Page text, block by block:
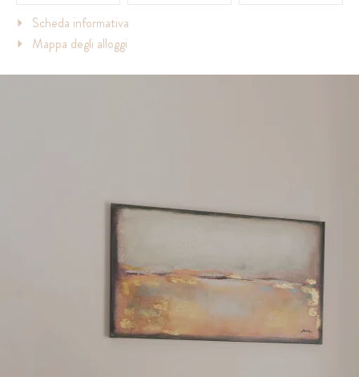
Scheda informativa
Mappa degli alloggi